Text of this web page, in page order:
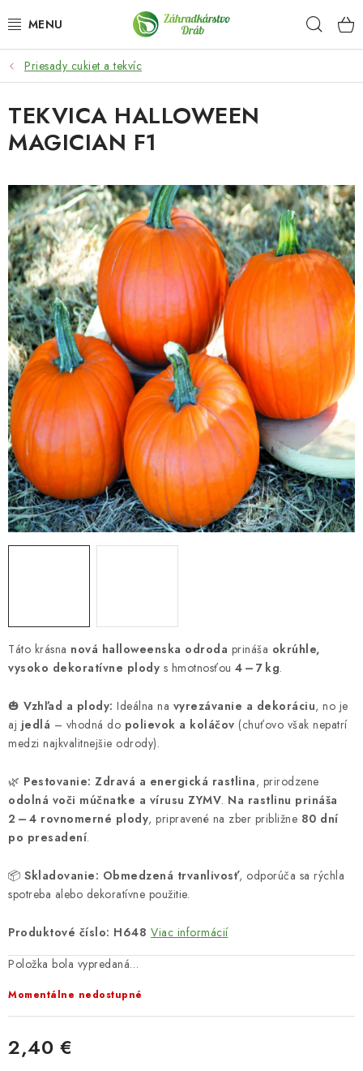
na
OKRASNÉ DREVINY
OLIVOVNÍKY, PALMY, CITRUSY
DROBNÉ OVOCIE
OVOCNÉ STROMY
KVETY A BYLINKY
SADIVÁ
ZÁHRADKÁRSKE POTREBY
HNOJIVÁ
CHÉMIA
KVETINÁČE
DEKORÁCIE
PRIESADY ZELENINY
Priesady cukiet a tekvíc
Táto krásna nová halloweenska odroda prináša okrúhle,
vysoko dekoratívne plody s hmotnosťou 4 – 7 kg.
🎃 Vzhľad a plody: Ideálna na vyrezávanie a dekoráciu, no je
aj jedlá – vhodná do polievok a koláčov (chuťovo však nepatrí
medzi najkvalitnejšie odrody).
🌿 Pestovanie: Zdravá a energická rastlina, prirodzene
odolná voči múčnatke a vírusu ZYMV. Na rastlinu prináša
2 – 4 rovnomerné plody, pripravené na zber približne 80 dní
po presadení.
📦 Skladovanie: Obmedzená trvanlivosť, odporúča sa rýchla
spotreba alebo dekoratívne použitie.
Produktové číslo: H648 Viac informácií
Položka bola vypredaná…
Momentálne nedostupné
2,40 €
TEKVICA HALLOWEEN
MAGICIAN F1